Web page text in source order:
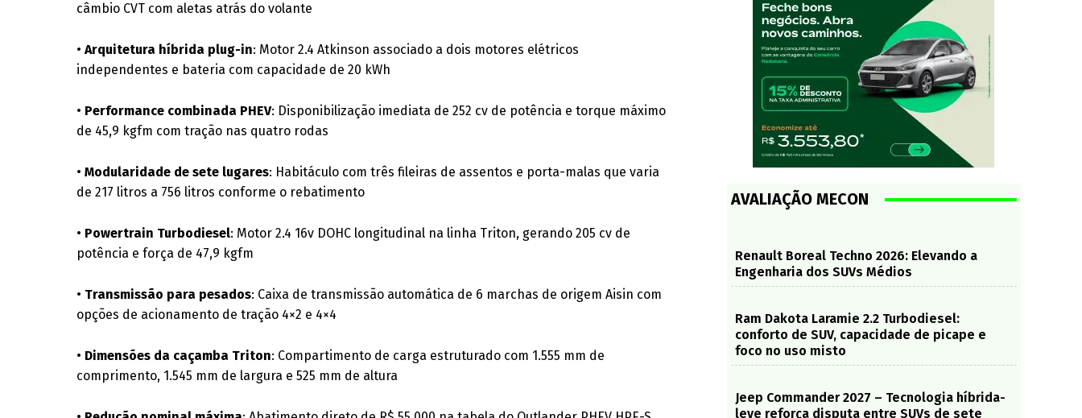
câmbio CVT com aletas atrás do volante
•Arquitetura híbrida plug-in: Motor 2.4 Atkinson associado a dois motores elétricos
independentes e bateria com capacidade de 20 kWh
• Performance combinada PHEV: Disponibilização imediata de 252 cv de potência e torque máximo
de 45,9 kgfm com tração nas quatro rodas
•Modularidade de sete lugares: Habitáculo com três fileiras de assentos e porta-malas que varia
de 217 litros a 756 litros conforme o rebatimento
• Powertrain Turbodiesel: Motor 2.4 16v DOHC longitudinal na linha Triton, gerando 205 cv de
potência e força de 47,9 kgfm
• Transmissão para pesados: Caixa de transmissão automática de 6 marchas de origem Aisin com
opções de acionamento de tração 4×2 e 4×4
• Dimensões da caçamba Triton: Compartimento de carga estruturado com 1.555 mm de
comprimento, 1.545 mm de largura e 525 mm de altura
AVALIAÇÃO MECON
Renault Boreal Techno 2026: Elevando a
Engenharia dos SUVs Médios
Ram Dakota Laramie 2.2 Turbodiesel:
conforto de SUV, capacidade de picape e
foco no uso misto
Jeep Commander 2027 – Tecnologia híbrida-
leve reforça disputa entre SUVs de sete